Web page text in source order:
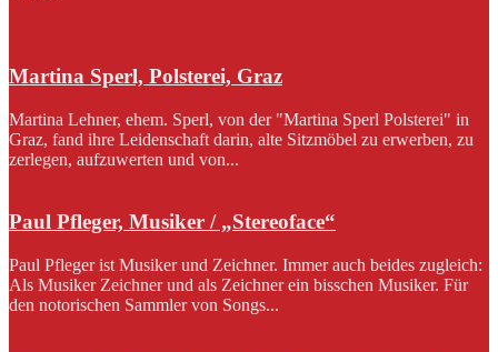
Martina Sperl, Polsterei, Graz
Martina Lehner, ehem. Sperl, von der "Martina Sperl Polsterei" in
Graz, fand ihre Leidenschaft darin, alte Sitzmöbel zu erwerben, zu
zerlegen, aufzuwerten und von...
Paul Pfleger, Musiker / „Stereoface“
Paul Pfleger ist Musiker und Zeichner. Immer auch beides zugleich:
Als Musiker Zeichner und als Zeichner ein bisschen Musiker. Für
den notorischen Sammler von Songs...